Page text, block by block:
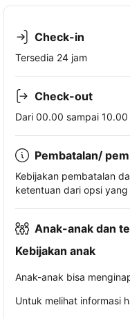
Check-in
Tersedia 24 jam
Check-out
Dari 00.00 sampai 10.00
Pembatalan/
Kebijakan pembatalan
ketentuan dari opsi
Anak-anak dan
Kebijakan anak
Anak-anak bisa
Untuk melihat informasi